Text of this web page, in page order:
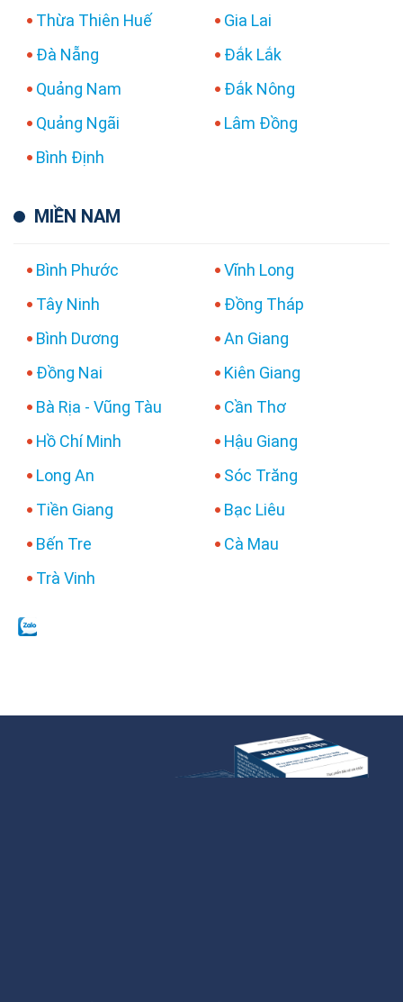
Thừa Thiên Huế
Đà Nẵng
Quảng Nam
Quảng Ngãi
Bình Định
Gia Lai
Đắk Lắk
Đắk Nông
Lâm Đồng
MIỀN NAM
Bình Phước
Tây Ninh
Bình Dương
Đồng Nai
Bà Rịa - Vũng Tàu
Hồ Chí Minh
Long An
Tiền Giang
Bến Tre
Trà Vinh
Vĩnh Long
Đồng Tháp
An Giang
Kiên Giang
Cần Thơ
Hậu Giang
Sóc Trăng
Bạc Liêu
Cà Mau